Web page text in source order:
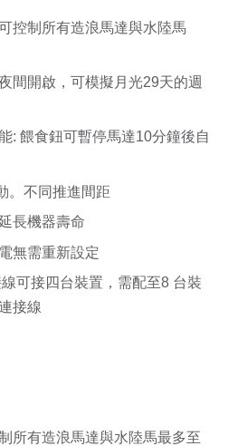
控制所有造浪馬達與水陸馬
間開啟，可模擬月光29天的週
: 餵食鈕可暫停馬達10分鐘後自
。不同推進間距
長機器壽命
無需重新設定
可接四台裝置，需配至8 台裝
接線
所有造浪馬達與水陸馬最多至